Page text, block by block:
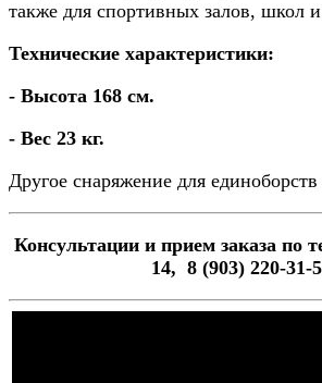
также для спортивных залов, школ
Технические характеристики:
- Высота 168 см.
- Вес 23 кг.
Другое снаряжение для
Консультации и прием заказа по
14, 8 (903) 220-31-